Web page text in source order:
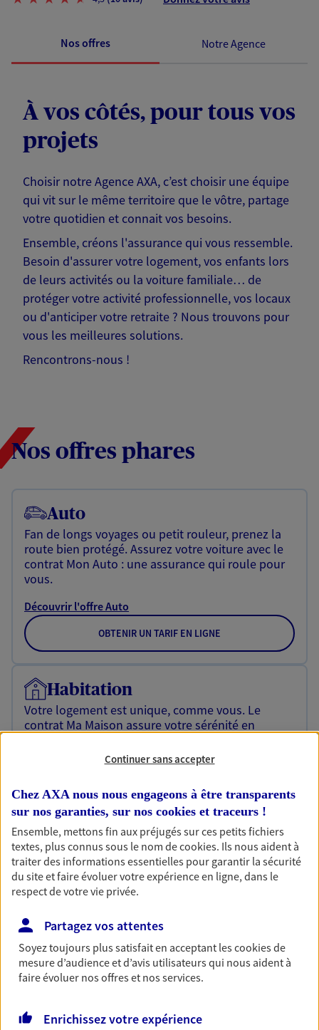
Nos offres Notre Agence
À vos côtés, pour tous vos
projets
Choisir notre Agence AXA, c’est choisir une équipe
qui vit sur le même territoire que le vôtre, partage
votre quotidien et connait vos besoins.
Ensemble, créons l'assurance qui vous ressemble.
Besoin d'assurer votre logement, vos enfants lors
de leurs activités ou la voiture familiale… de
protéger votre activité professionnelle, vos locaux
ou d'anticiper votre retraite ? Nous trouvons pour
vous les meilleures solutions.
Rencontrons-nous !
Nos offres phares
Auto
Fan de longs voyages ou petit rouleur, prenez la
route bien protégé. Assurez votre voiture avec le
contrat Mon Auto : une assurance qui roule pour
vous.
Découvrir l'offre Auto
OBTENIR UN TARIF EN LIGNE
Habitation
Votre logement est unique, comme vous. Le
contrat Ma Maison assure votre sérénité en
Découvrir l'offre Habitation
OBTENIR UN TARIF EN LIGNE
Garantie Accidents de la Vie
Bricoleuse, féru de jardinage, pâtissier en herbe
ou grande lectrice… personne n'est à l'abri d'un
accident du quotidien. Avec Ma Protection
Accident, protégez votre qualité de vie et vos
revenus.
Découvrir l'offre Garantie Accidents de la Vie
OBTENIR UN TARIF EN LIGNE
Continuer sans accepter
Chez AXA nous nous engageons à être transparents
sur nos garanties, sur nos cookies et traceurs !
Ensemble, mettons fin aux préjugés sur ces petits fichiers
textes, plus connus sous le nom decookies. Ils nous aident à
traiter des informations essentielles pour garantir la sécurité
du site et faire évoluer votre expérience en ligne, dans le
respect de votre vie privée.
Partagez vos attentes
Soyez toujours plus satisfait en acceptant lescookiesde
mesure d’audience et d’avis utilisateurs qui nous aident à
faire évoluer nos offres et nos services.
Enrichissez votre expérience